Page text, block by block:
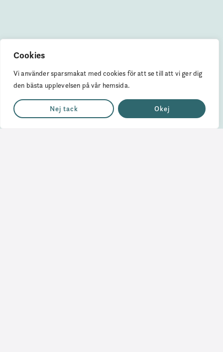
Cookies
Vi använder sparsmakat med cookies för att se till att vi ger dig
den bästa upplevelsen på vår hemsida.
Nej tack Okej